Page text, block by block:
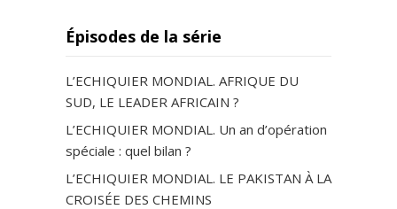
Épisodes de la série
L’ECHIQUIER MONDIAL. AFRIQUE DU
SUD, LE LEADER AFRICAIN ?
L’ECHIQUIER MONDIAL. Un an d’opération
spéciale : quel bilan ?
L’ECHIQUIER MONDIAL. LE PAKISTAN À LA
CROISÉE DES CHEMINS